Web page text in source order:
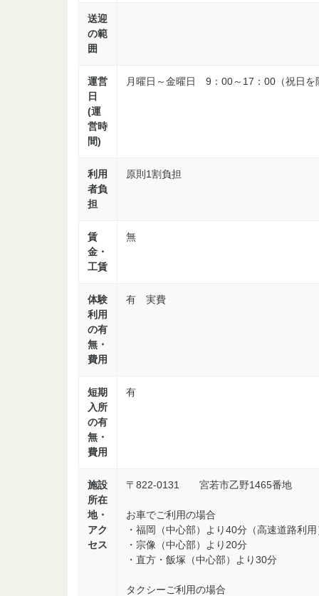
送迎
の範
囲
運営
日
(運
営時
間)
月曜日～金曜日 9：00～17：00（祝日を
利用
者負
担
原則1割負担
賃
金・
工賃
無
体験
利用
の有
無・
費用
有 実費
短期
入所
の有
無・
費用
有
施設
所在
地・
アク
セス
〒822-0131 宮若市乙野1465番地
お車でご利用の場合
・福岡（中心部）より40分（高速道路利用
・宗像（中心部）より20分
・直方・飯塚（中心部）より30分
タクシーご利用の場合